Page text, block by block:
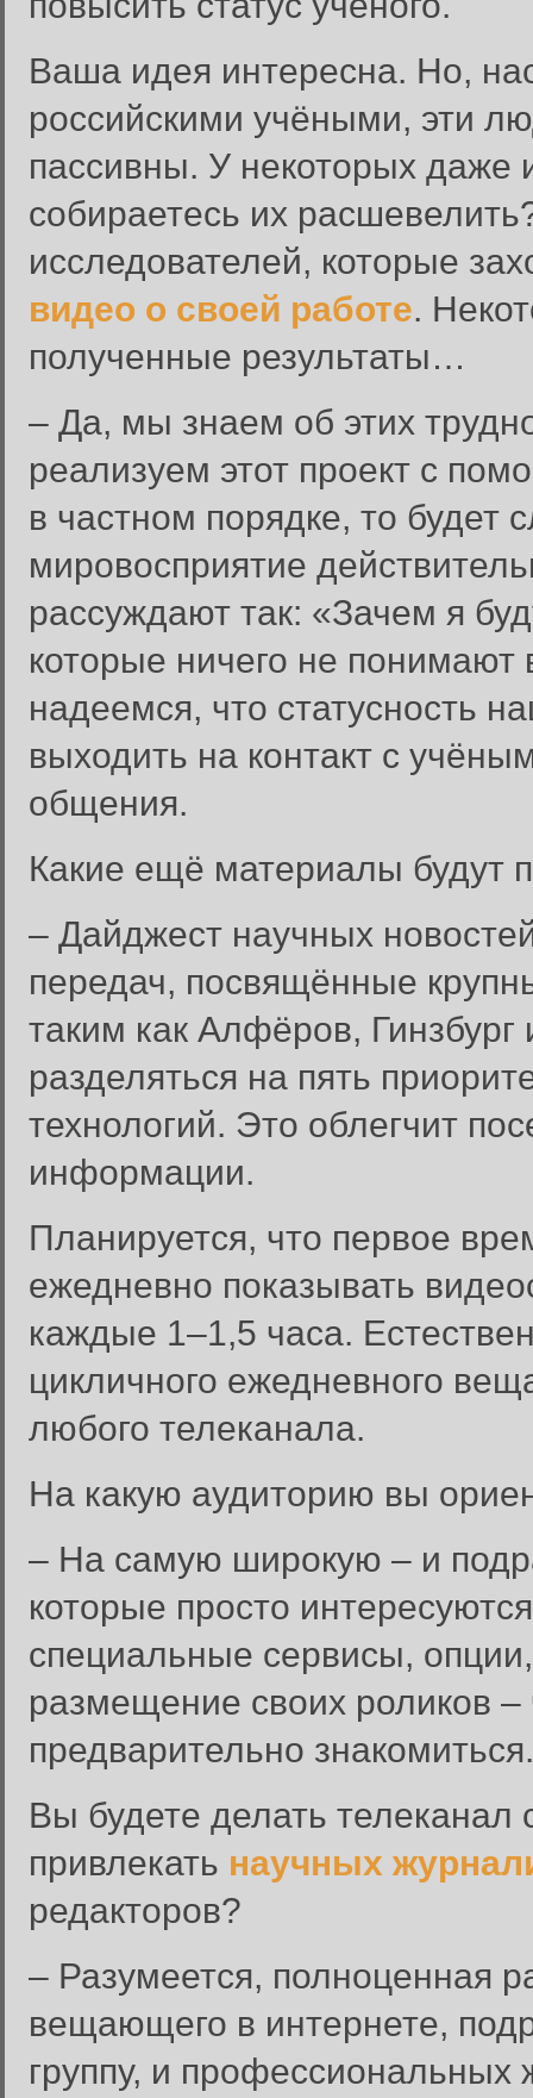
Ваша идея интересна. Но,
российскими учёными, эти
пассивны. У некоторых даже
собираетесь их
исследователей, которые
видео о своей работе.
полученные результаты…
– Да, мы знаем об этих
реализуем этот проект с
в частном порядке, то будет
мировосприятие
рассуждают так: «Зачем я
которые ничего не
надеемся, что статусность
выходить на контакт с
общения.
Какие ещё материалы будут
– Дайджест научных
передач, посвящённые
таким как Алфёров,
разделяться на пять
технологий. Это облегчит
информации.
Планируется, что первое
ежедневно показывать
каждые 1–1,5 часа.
цикличного ежедневного
любого телеканала.
На какую аудиторию вы
– На самую широкую – и
которые просто
специальные сервисы,
размещение своих роликов
предварительно знакомиться.
Вы будете делать
привлекать научных
редакторов?
– Разумеется, полноценная
вещающего в интернете,
группу, и